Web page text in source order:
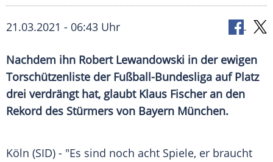
21.03.2021 - 06:43 Uhr
Nachdem ihn Robert Lewandowski in der ewigen
Torschützenliste der Fußball-Bundesliga auf Platz
drei verdrängt hat, glaubt Klaus Fischeran den
Rekord des Stürmers von Bayern München.
Köln (SID) - "Es sind noch acht Spiele, er braucht